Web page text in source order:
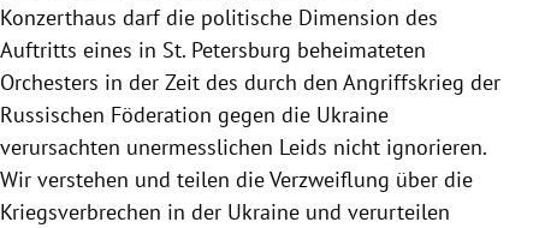
Konzerthaus darf die politische Dimension des
Auftritts eines in St. Petersburg beheimateten
Orchesters in der Zeit des durch den Angriffskrieg der
Russischen Föderation gegen die Ukraine
verursachten unermesslichen Leids nicht ignorieren.
Wir verstehen und teilen die Verzweiflung über die
Kriegsverbrechen in der Ukraine und verurteilen